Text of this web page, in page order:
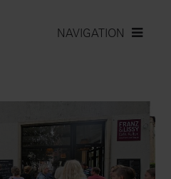
NAVIGATION